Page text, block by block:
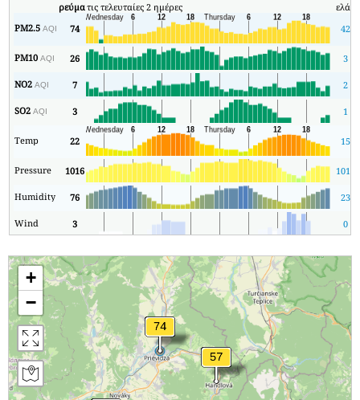
ρεύματις τελευταίες 2 ημέρες ελάχ
PM2.5AQI 74 42
PM10AQI 26 3
NO2AQI 7 2
SO2AQI 3 1
Temp 22 15
Pressure 1016 1014
Humidity 76 23
Wind 3 0
+
−